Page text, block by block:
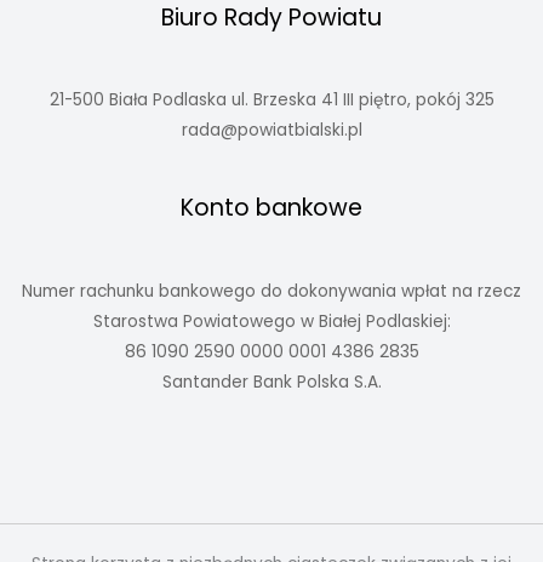
Biuro Rady Powiatu
21-500 Biała Podlaska ul. Brzeska 41 III piętro, pokój 325
rada@powiatbialski.pl
Konto bankowe
Numer rachunku bankowego do dokonywania wpłat na rzecz
Starostwa Powiatowego w Białej Podlaskiej:
86 1090 2590 0000 0001 4386 2835
Santander Bank Polska S.A.